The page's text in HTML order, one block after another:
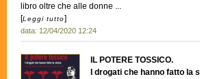
libro oltre che alle donne ...
[Leggi tutto]
data: 12/04/2020 12:24
IL POTERE TOSSICO.
I drogati che hanno fatto la